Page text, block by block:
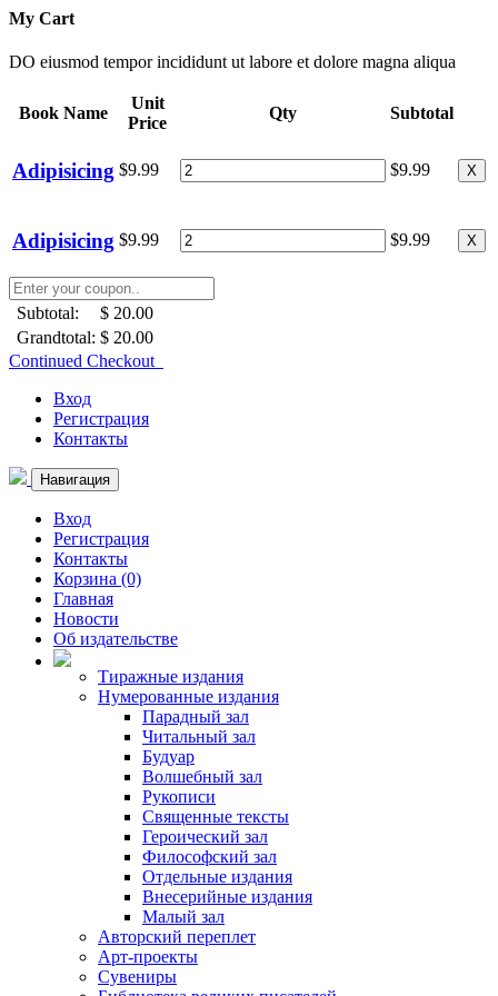
My Cart
DO eiusmod tempor incididunt ut labore et dolore magna aliqua
Book Name
Unit
Price
Qty Subtotal
Adipisicing $9.99 $9.99 X
Adipisicing $9.99 $9.99 X
Subtotal:
$ 20.00
Grandtotal: $ 20.00
Continued Checkout
Вход
Регистрация
Контакты
Навигация
Вход
Регистрация
Контакты
Корзина (0)
Главная
Новости
Об издательстве
Тиражные издания
Нумерованные издания
Парадный зал
Читальный зал
Будуар
Волшебный зал
Рукописи
Священные тексты
Героический зал
Философский зал
Отдельные издания
Внесерийные издания
Малый зал
Авторский переплет
Арт-проекты
Сувениры